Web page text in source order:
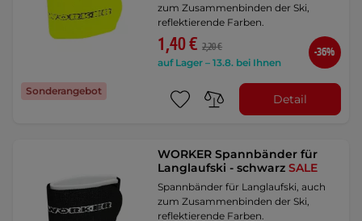
Sonderangebot
zum Zusammenbinden der Ski,
reflektierende Farben.
1,40 € 2,20 €
auf Lager – 13.8. bei Ihnen
-36%
Detail
WORKER Spannbänder für
Langlaufski - schwarzSALE
Spannbänder für Langlaufski, auch
zum Zusammenbinden der Ski,
reflektierende Farben.